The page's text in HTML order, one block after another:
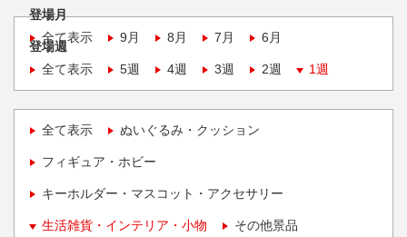
登場月
全て表示
9月 8月 7月 6月
登場週
全て表示
5週 4週 3週 2週 1週
全て表示 ぬいぐるみ・クッション
フィギュア・ホビー
キーホルダー・マスコット・アクセサリー
生活雑貨・インテリア・小物 その他景品